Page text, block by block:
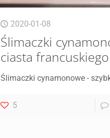
2020-01-08
Ślimaczki
ciasta francuskiego
Ślimaczki cynamonowe -
5